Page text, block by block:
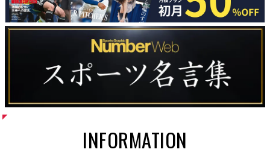
INFORMATION